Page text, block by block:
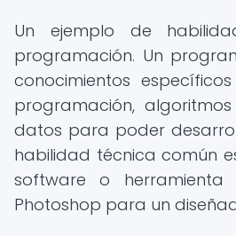
Un ejemplo de
programación. Un
conocimientos
programación,
datos para poder
habilidad técnica común
software o herramienta
Photoshop para un